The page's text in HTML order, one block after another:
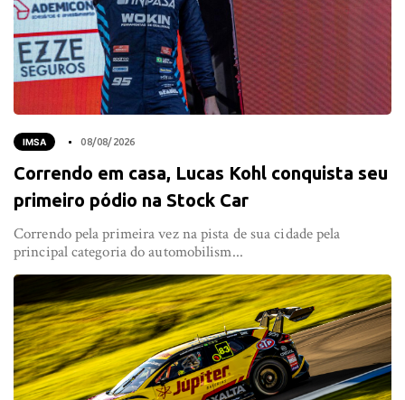
IMSA 08/08/2026
Correndo em casa, Lucas Kohl conquista seu
primeiro pódio na Stock Car
Correndo pela primeira vez na pista de sua cidade pela
principal categoria do automobilism...